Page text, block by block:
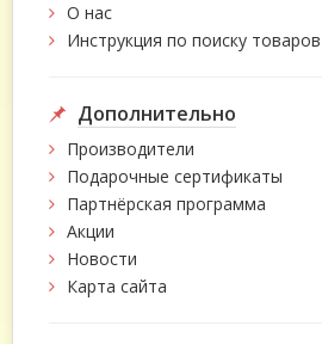
О нас
Инструкция по поиску товаров
Дополнительно
Производители
Подарочные сертификаты
Партнёрская программа
Акции
Новости
Карта сайта